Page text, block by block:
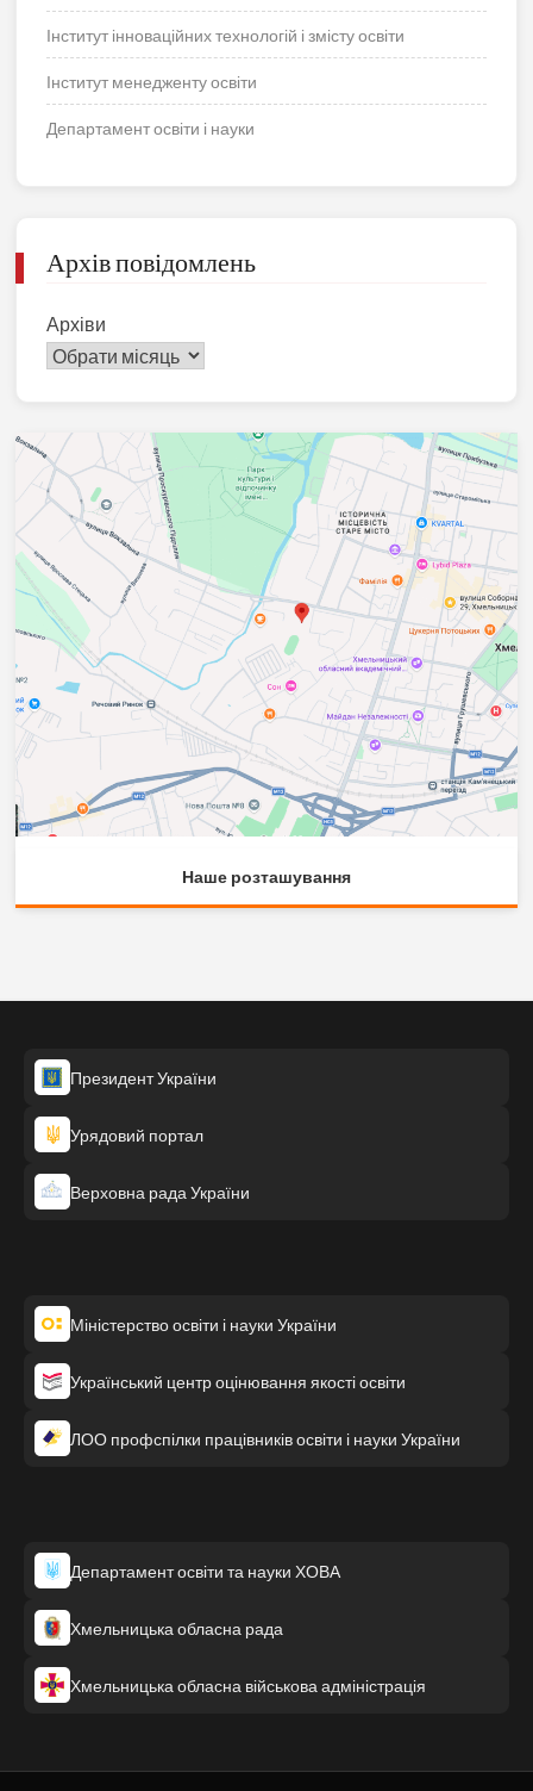
Інститут інноваційних технологій і змісту освіти
Інститут менедженту освіти
Департамент освіти і науки
Архів повідомлень
Архіви
Наше розташування
Президент України
Урядовий портал
Верховна рада України
Міністерство освіти і науки України
Український центр оцінювання якості освіти
ЛОО профспілки працівників освіти і науки України
Департамент освіти та науки ХОВА
Хмельницька обласна рада
Хмельницька обласна військова адміністрація